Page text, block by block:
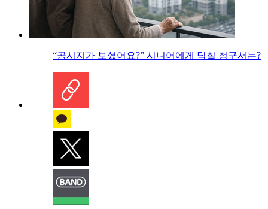
“공시지가 보셨어요?” 시니어에게 닥칠 청구서는?